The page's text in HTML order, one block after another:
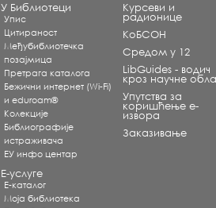
У Библиотеци
Упис
Цитираност
Међубиблиотечка
позајмица
Претрага каталога
Бежични интернет (Wi-Fi)
и eduroam®
Koлекције
Библиографије
истраживача
ЕУ инфо центар
Е-услуге
Е-каталог
Моја библиотека
Курсеви и
радионице
КоБСОН
Средом у 12
LibGuides - водич
кроз научне
Упутства за
коришћење е-
извора
Заказивање